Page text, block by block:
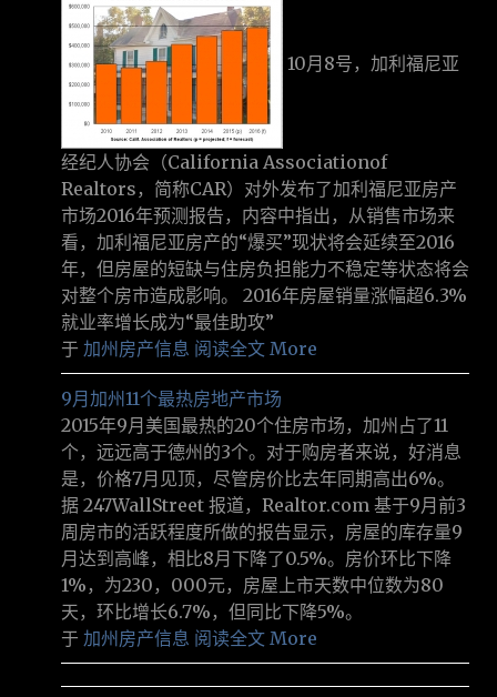
10月8号，加利福尼亚
经纪人协会（California Associationof
Realtors，简称CAR）对外发布了加利福尼亚房产
市场2016年预测报告，内容中指出，从销售市场来
看，加利福尼亚房产的“爆买”现状将会延续至2016
年，但房屋的短缺与住房负担能力不稳定等状态将会
对整个房市造成影响。 2016年房屋销量涨幅超6.3%
就业率增长成为“最佳助攻”
于 加州房产信息 阅读全文 More
9月加州11个最热房地产市场
2015年9月美国最热的20个住房市场，加州占了11
个，远远高于德州的3个。对于购房者来说，好消息
是，价格7月见顶，尽管房价比去年同期高出6%。
据 247WallStreet 报道，Realtor.com 基于9月前3
周房市的活跃程度所做的报告显示，房屋的库存量9
月达到高峰，相比8月下降了0.5%。房价环比下降
1%，为230，000元，房屋上市天数中位数为80
天，环比增长6.7%，但同比下降5%。
于 加州房产信息 阅读全文 More